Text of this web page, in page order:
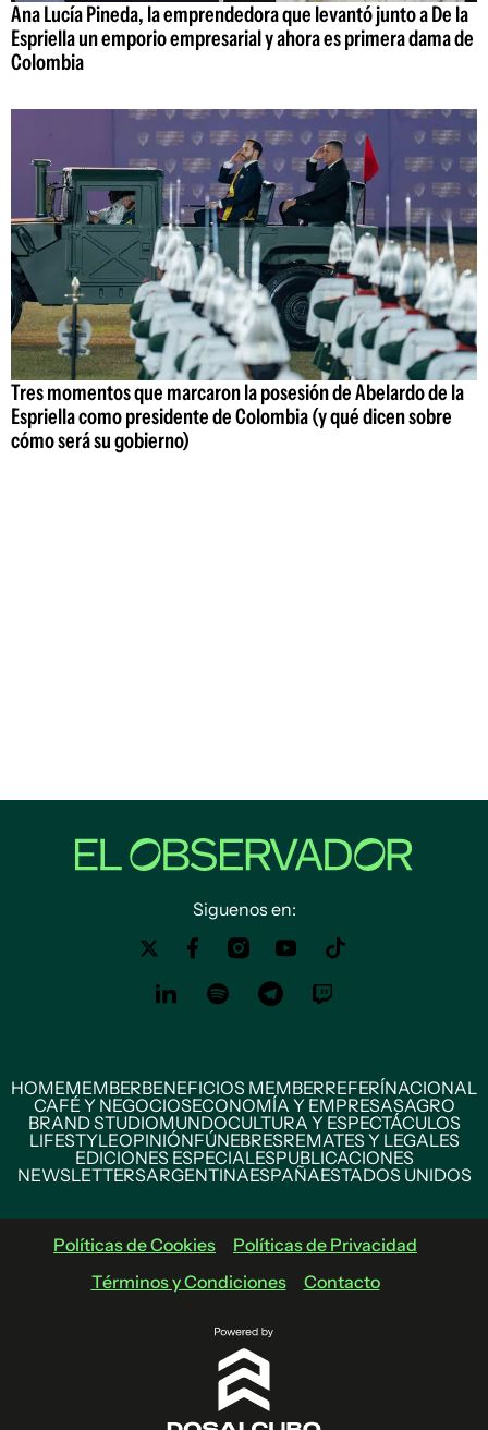
Ana Lucía Pineda, la emprendedora que levantó junto a De la
Espriella un emporio empresarial y ahora es primera dama de
Colombia
Tres momentos que marcaron la posesión de Abelardo de la
Espriella como presidente de Colombia (y qué dicen sobre
cómo será su gobierno)
Siguenos en:
HOMEMEMBERBENEFICIOS MEMBERREFERÍNACIONAL
CAFÉ Y NEGOCIOSECONOMÍA Y EMPRESASAGRO
BRAND STUDIOMUNDOCULTURA Y ESPECTÁCULOS
LIFESTYLEOPINIÓNFÚNEBRESREMATES Y LEGALES
EDICIONES ESPECIALESPUBLICACIONES
NEWSLETTERSARGENTINAESPAÑAESTADOS UNIDOS
Políticas de Cookies
Políticas de Privacidad
Términos y Condiciones
Contacto